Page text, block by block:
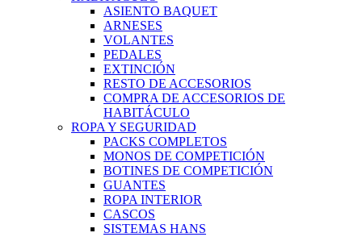
ASIENTO BAQUET
ARNESES
VOLANTES
PEDALES
EXTINCIÓN
RESTO DE ACCESORIOS
COMPRA DE ACCESORIOS DE
HABITÁCULO
ROPA Y SEGURIDAD
PACKS COMPLETOS
MONOS DE COMPETICIÓN
BOTINES DE COMPETICIÓN
GUANTES
ROPA INTERIOR
CASCOS
SISTEMAS HANS